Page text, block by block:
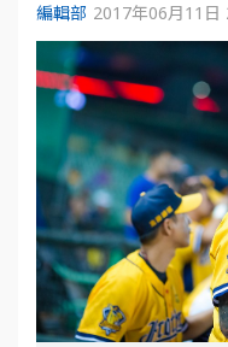
編輯部 2017年06月11日